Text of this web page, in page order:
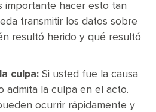
importante hacer esto tan
transmitir los datos sobre
resultó herido y qué resultó
culpa: Si usted fue la causa
admita la culpa en el acto.
ocurrir rápidamente y